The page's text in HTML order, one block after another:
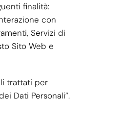
finalità:
con
Servizi di
Sito Web e
trattati per
Dati Personali”.